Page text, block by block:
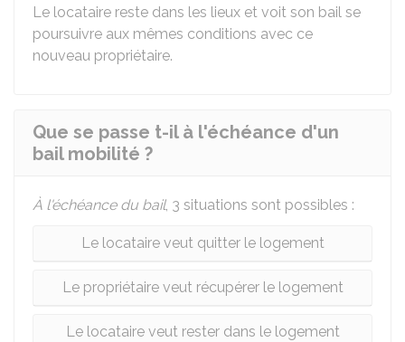
Le locataire reste dans les lieux et voit son bail se
poursuivre aux mêmes conditions avec ce
nouveau propriétaire.
Que se passe t-il à l'échéance d'un
bail mobilité ?
À l'échéance du bail, 3 situations sont possibles :
Le locataire veut quitter le logement
Le propriétaire veut récupérer le logement
Le locataire veut rester dans le logement